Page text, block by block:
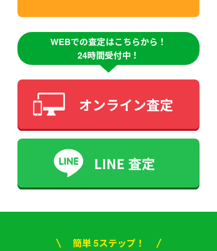
WEBでの査定はこちらから！
24時間受付中！
簡単 5ステップ！